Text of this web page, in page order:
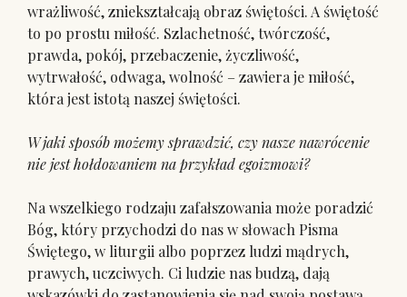
wrażliwość, zniekształcają obraz świętości. A świętość
to po prostu miłość. Szlachetność, twórczość,
prawda, pokój, przebaczenie, życzliwość,
wytrwałość, odwaga, wolność – zawiera je miłość,
która jest istotą naszej świętości.
W jaki sposób możemy sprawdzić, czy nasze nawrócenie
nie jest hołdowaniem na przykład egoizmowi?
Na wszelkiego rodzaju zafałszowania może poradzić
Bóg, który przychodzi do nas w słowach Pisma
Świętego, w liturgii albo poprzez ludzi mądrych,
prawych, uczciwych. Ci ludzie nas budzą, dają